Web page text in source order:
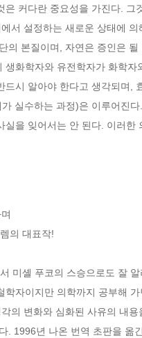
은 커다란 중요성을 가진다.
서 설정하는 새로운 상태에
의 본질이며, 자연은 증인은
생화학자와 유전학자가 화학
드시 알아야 한다고 생각되며,
실수하는 과정)은 이루어진
실을 잊어서는 안 된다. 이러
의 대표작!
미셸 푸코의 스승으로도 잘
학자이지만 의학까지 공부해
의 변화와 심화된 사유의 내용
. 1996년 나온 번역 초판을 옮